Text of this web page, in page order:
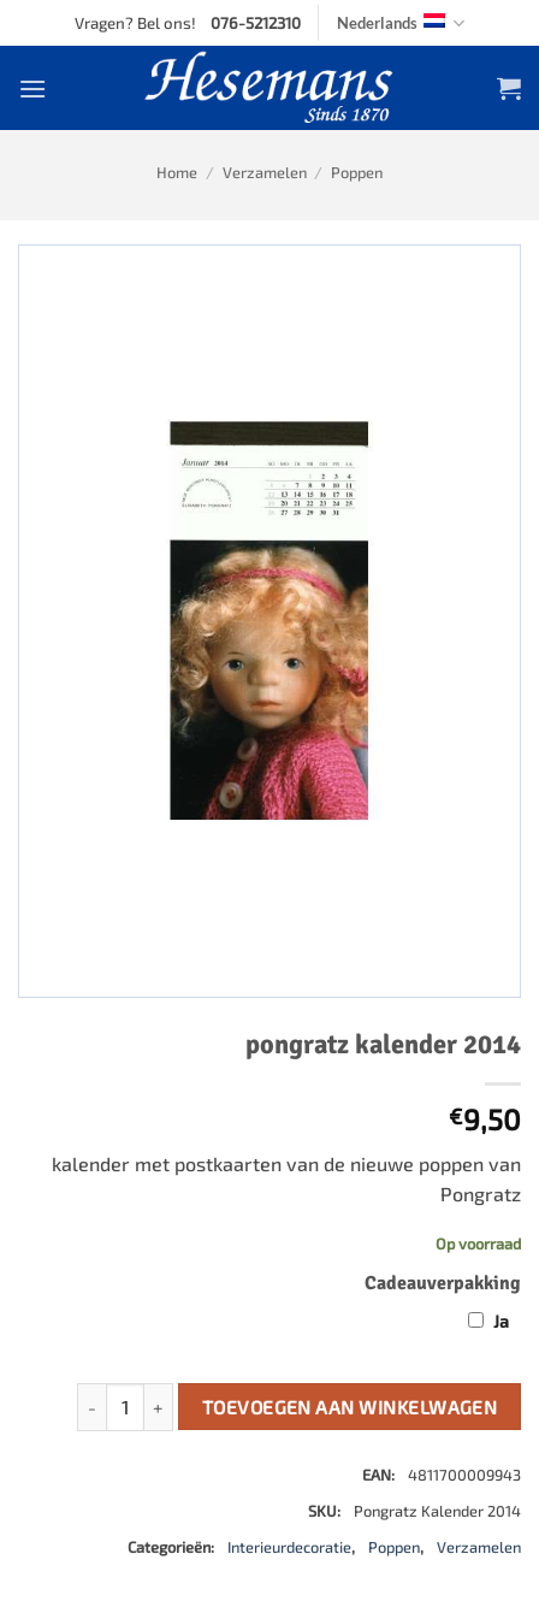
to
Vragen? Bel ons! 076-5212310 Nederlands
Home / Verzamelen / Poppen
pongratz kalender 2014
€9,50
kalender met postkaarten van de nieuwe poppen van
Pongratz
Op voorraad
Cadeauverpakking
Ja
pongratz kalender 2014 aantalTOEVOEGEN AAN WINKELWAGEN
EAN:
4811700009943
SKU:
Pongratz Kalender 2014
Categorieën:
Interieurdecoratie, Poppen, Verzamelen